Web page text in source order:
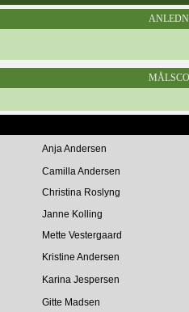
Anja Andersen
Camilla Andersen
Christina Roslyng
Janne Kolling
Mette Vestergaard
Kristine Andersen
Karina Jespersen
Gitte Madsen